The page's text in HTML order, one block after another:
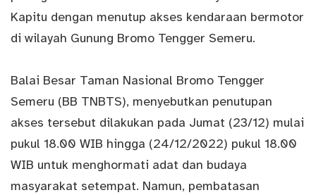
Kapitu dengan menutup akses kendaraan bermotor
di wilayah Gunung Bromo Tengger Semeru.
Balai Besar Taman Nasional Bromo Tengger
Semeru (BB TNBTS), menyebutkan penutupan
akses tersebut dilakukan pada Jumat (23/12) mulai
pukul 18.00 WIB hingga (24/12/2022) pukul 18.00
WIB untuk menghormati adat dan budaya
masyarakat setempat. Namun, pembatasan